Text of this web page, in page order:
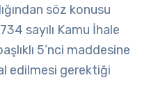
söz konusu
sayılı Kamu İhale
5’nci maddesine
edilmesi gerektiği